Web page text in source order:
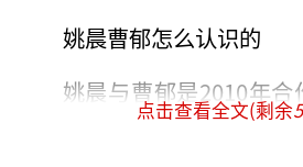
姚晨曹郁怎么认识的
姚晨与曹郁是2010年合
时正式相识，姚晨是女主角
点击查看全文(剩余